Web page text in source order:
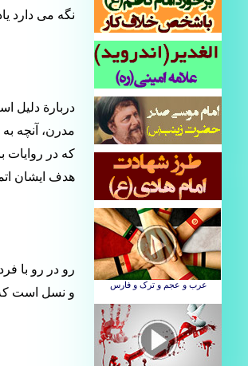
نگه می دارد
دربارة دلیل
مدرن، آنچه
که در روایات
هدف ایشان
رو در رو با
و نسل است که